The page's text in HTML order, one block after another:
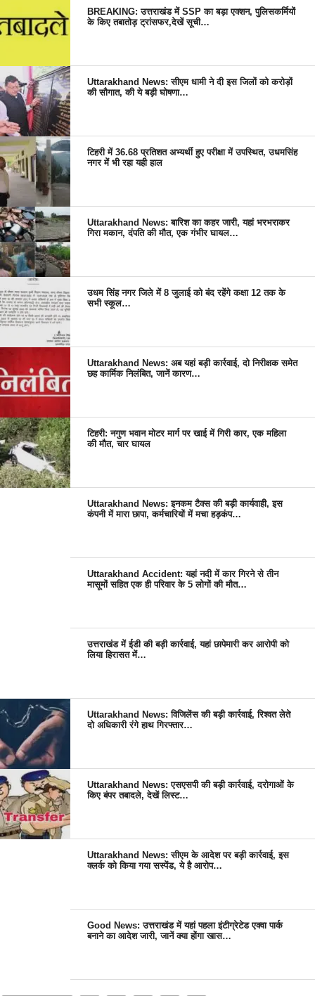
BREAKING: उत्तराखंड में SSP का बड़ा एक्शन, पुलिसकर्मियों
के किए तबातोड़ ट्रांसफर,देखें सूची…
Uttarakhand News: सीएम धामी ने दी इस जिलों को करोड़ों
की सौगात, की ये बड़ी घोषणा…
टिहरी में 36.68 प्रतिशत अभ्यर्थी हुए परीक्षा में उपस्थित, उधमसिंह
नगर में भी रहा यही हाल
Uttarakhand News: बारिश का कहर जारी, यहां भरभराकर
गिरा मकान, दंपति की मौत, एक गंभीर घायल…
उधम सिंह नगर जिले में 8 जुलाई को बंद रहेंगे कक्षा 12 तक के
सभी स्कूल…
Uttarakhand News: अब यहां बड़ी कार्रवाई, दो निरीक्षक समेत
छह कार्मिक निलंबित, जानें कारण…
टिहरी: नगुण भवान मोटर मार्ग पर खाई में गिरी कार, एक महिला
की मौत, चार घायल
Uttarakhand News: इनकम टैक्स की बड़ी कार्यवाही, इस
कंपनी में मारा छापा, कर्मचारियों में मचा हड़कंप…
Uttarakhand Accident: यहां नदी में कार गिरने से तीन
मासूमों सहित एक ही परिवार के 5 लोगों की मौत…
उत्तराखंड में ईडी की बड़ी कार्रवाई, यहां छापेमारी कर आरोपी को
लिया हिरासत में…
Uttarakhand News: विजिलेंस की बड़ी कार्रवाई, रिश्वत लेते
दो अधिकारी रंगे हाथ गिरफ्तार…
Uttarakhand News: एसएसपी की बड़ी कार्रवाई, दरोगाओं के
किए बंपर तबादले, देखें लिस्ट…
Uttarakhand News: सीएम के आदेश पर बड़ी कार्रवाई, इस
क्लर्क को किया गया सस्पेंड, ये है आरोप…
Good News: उत्तराखंड में यहां पहला इंटीग्रेटेड एक्वा पार्क
बनाने का आदेश जारी, जानें क्या होंगा खास…